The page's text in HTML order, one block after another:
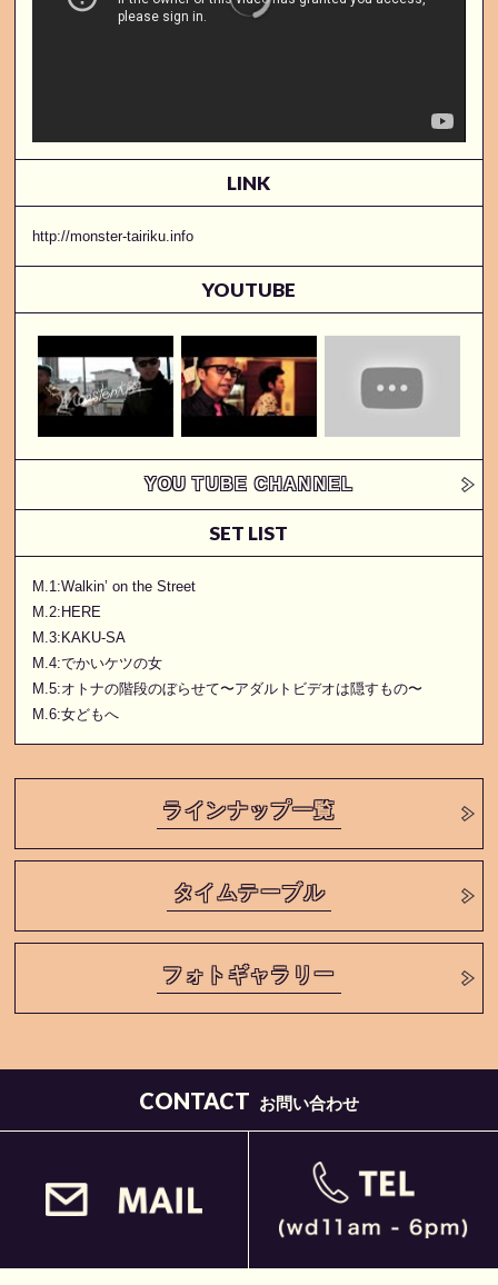
LINK
http://monster-tairiku.info
YOUTUBE
YOU TUBE CHANNEL
SET LIST
M.1:Walkin’ on the Street
M.2:HERE
M.3:KAKU-SA
M.4:でかいケツの女
M.5:オトナの階段のぼらせて〜アダルトビデオは隠すもの〜
M.6:女どもへ
ラインナップ一覧
タイムテーブル
フォトギャラリー
CONTACT お問い合わせ